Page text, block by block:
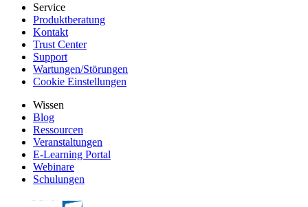
Service
Produktberatung
Kontakt
Trust Center
Support
Wartungen/Störungen
Cookie Einstellungen
Wissen
Blog
Ressourcen
Veranstaltungen
E-Learning Portal
Webinare
Schulungen